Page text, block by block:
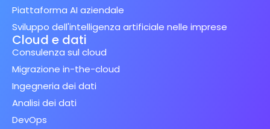
Piattaforma AI aziendale
Sviluppo dell'intelligenza artificiale nelle imprese
Cloud e dati
Consulenza sul cloud
Migrazione in-the-cloud
Ingegneria dei dati
Analisi dei dati
DevOps